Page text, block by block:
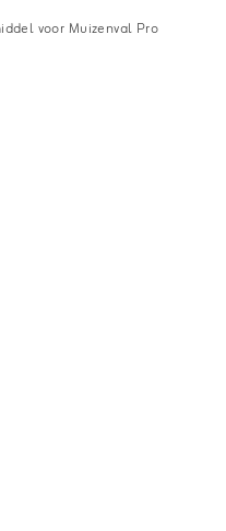
voor Muizenval Pro